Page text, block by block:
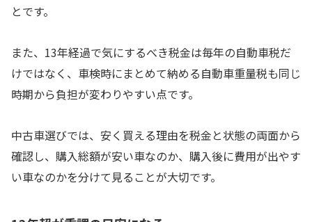
とです。
また、13年経過で気にするべき税金は毎年の自動車税だ
けではなく、車検時にまとめて納める自動車重量税も同じ
時期から負担が変わりやすい点です。
中古車選びでは、安く買える理由を税金と状態の両面から
確認し、購入総額が安い車なのか、購入後に費用が出やす
い車なのかを分けて見ることが大切です。